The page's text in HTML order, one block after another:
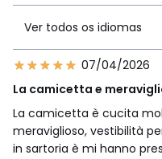
Ver todos os idiomas
07/04/2026
La camicetta e
La camicetta è cucita
meraviglioso, vestibilità
in sartoria è mi hanno